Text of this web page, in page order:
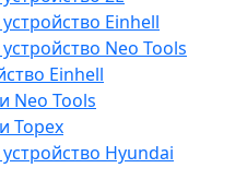
Einhell
Neo Tools
Einhell
Neo Tools
Topex
Hyundai